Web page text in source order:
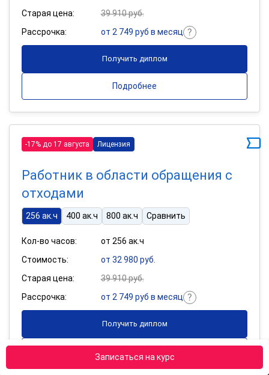
Записаться на курс
Старая цена:
39 910 руб.
Рассрочка:
от 2 749 руб в месяц
Получить диплом
Подробнее
-17% до 17 августа Лицензия
Работник в области обращения с
отходами
256 ак.ч 400 ак.ч 800 ак.ч Сравнить
Кол-во часов:
от 256 ак.ч
Стоимость:
от 32 980 руб.
Старая цена:
39 910 руб.
Рассрочка:
от 2 749 руб в месяц
Получить диплом